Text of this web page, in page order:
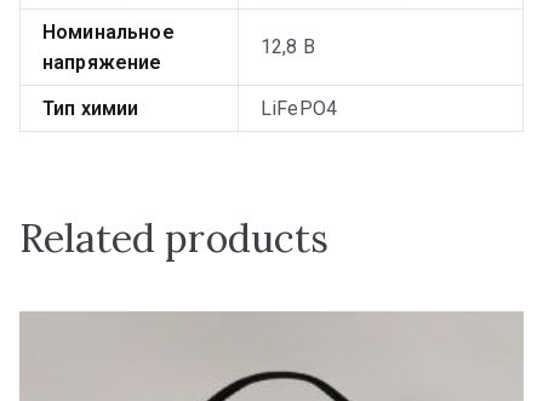
Номинальное
напряжение
12,8 В
Тип химии LiFePO4
Related products